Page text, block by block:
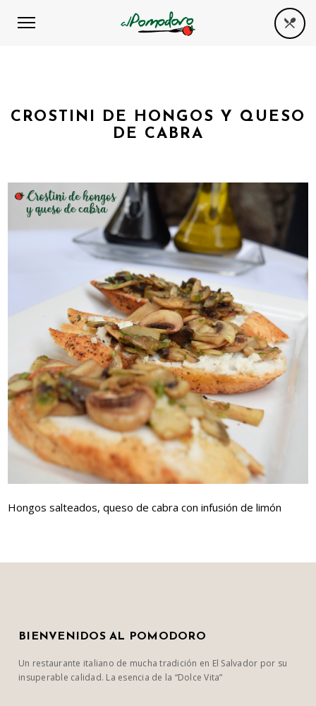
CROSTINI DE HONGOS Y QUESO
DE CABRA
Hongos salteados, queso de cabra con infusión de limón
BIENVENIDOS AL POMODORO
Un restaurante italiano de mucha tradición en El Salvador por su
insuperable calidad. La esencia de la “Dolce Vita”